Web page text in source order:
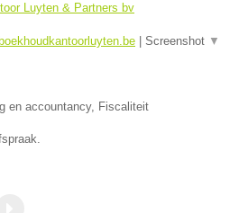
Luyten & Partners bv
Screenshot ▼
en accountancy, Fiscaliteit